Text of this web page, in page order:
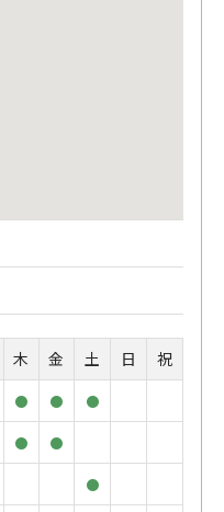
木 金 土 日
祝
● ● ●
● ●
●